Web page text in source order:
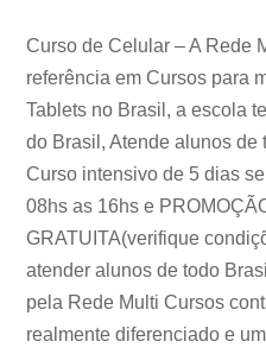
Curso de Celular – A Rede
referência em Cursos para
Tablets no Brasil, a escola
do Brasil, Atende alunos
Curso intensivo de 5 dias
08hs as 16hs e
GRATUITA(verifique
atender alunos de todo
pela Rede Multi Cursos
realmente diferenciado e